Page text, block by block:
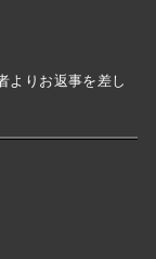
よりお返事を差し